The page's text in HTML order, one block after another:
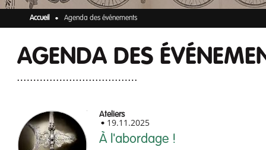
Accueil Agenda des événements
AGENDA DES
Ateliers
19.11.2025
À l'abordage !